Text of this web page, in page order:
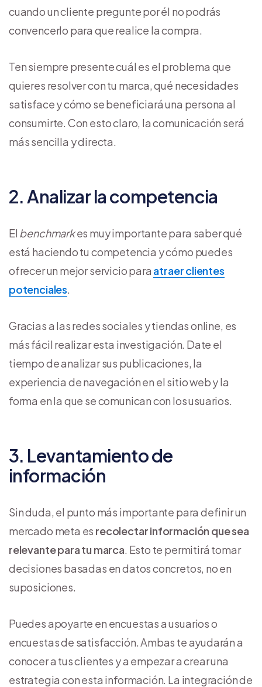
cuando un cliente pregunte por él no podrás
convencerlo para que realice la compra.
Ten siempre presente cuál es el problema que
quieres resolver con tu marca, qué necesidades
satisface y cómo se beneficiará una persona al
consumirte. Con esto claro, la comunicación será
más sencilla y directa.
2. Analizar la competencia
El benchmarkes muy importante para saber qué
está haciendo tu competencia y cómo puedes
ofrecer un mejor servicio para atraer clientes
potenciales
Gracias a las redes sociales y tiendas online, es
más fácil realizar esta investigación. Date el
tiempo de analizar sus publicaciones, la
experiencia de navegación en el sitio web y la
forma en la que se comunican con los usuarios.
3. Levantamiento de
información
Sin duda, el punto más importante para definir un
mercado meta es recolectar información que sea
relevante para tu marca . Esto te permitirá tomar
decisiones basadas en datos concretos, no en
suposiciones.
Puedes apoyarte en encuestas a usuarios o
encuestas de satisfacción. Ambas te ayudarán a
conocer a tus clientes y a empezar a crear una
estrategia con esta información. La integración de